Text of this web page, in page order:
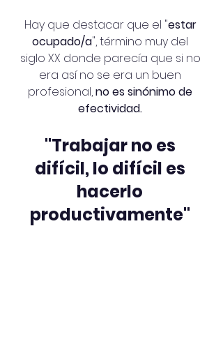
Hay que destacar que el "estar
ocupado/a", término muy del
siglo XX donde parecía que si no
era así no se era un buen
profesional, no es sinónimo de
efectividad.
"Trabajar no es
difícil, lo difícil es
hacerlo
productivamente"